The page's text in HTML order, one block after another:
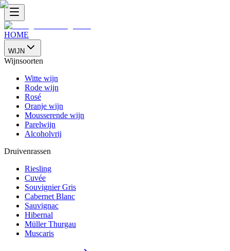
HOME
WIJN
Wijnsoorten
Witte wijn
Rode wijn
Rosé
Oranje wijn
Mousserende wijn
Parelwijn
Alcoholvrij
Druivenrassen
Riesling
Cuvée
Souvignier Gris
Cabernet Blanc
Sauvignac
Hibernal
Müller Thurgau
Muscaris